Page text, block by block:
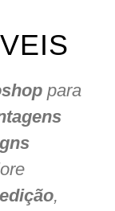
para
,